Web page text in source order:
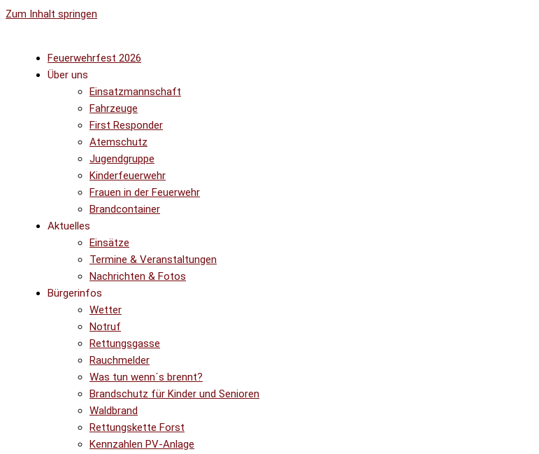
Zum Inhalt springen
Feuerwehrfest 2026
Über uns
Einsatzmannschaft
Fahrzeuge
First Responder
Atemschutz
Jugendgruppe
Kinderfeuerwehr
Frauen in der Feuerwehr
Brandcontainer
Aktuelles
Einsätze
Termine & Veranstaltungen
Nachrichten & Fotos
Bürgerinfos
Wetter
Notruf
Rettungsgasse
Rauchmelder
Was tun wenn´s brennt?
Brandschutz für Kinder und Senioren
Waldbrand
Rettungskette Forst
Kennzahlen PV-Anlage